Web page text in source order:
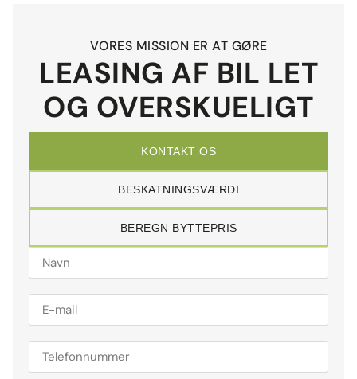
VORES MISSION ER AT GØRE
LEASING AF BIL LET
OG OVERSKUELIGT
KONTAKT OS
BESKATNINGSVÆRDI
BEREGN BYTTEPRIS